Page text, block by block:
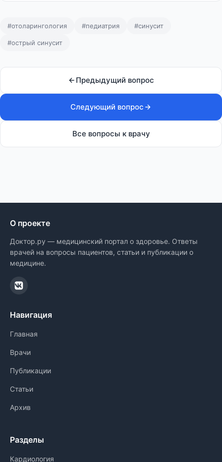
#отоларингология #педиатрия #синусит
#острый синусит
Предыдущий вопрос
Следующий вопрос
Все вопросы к врачу
О проекте
Доктор.ру — медицинский портал о здоровье. Ответы
врачей на вопросы пациентов, статьи и публикации о
медицине.
Навигация
Главная
Врачи
Публикации
Статьи
Архив
Разделы
Кардиология